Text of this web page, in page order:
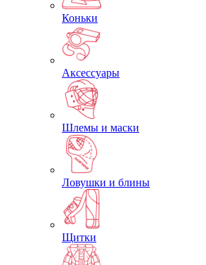
Коньки
Аксессуары
Шлемы и маски
Ловушки и блины
Щитки